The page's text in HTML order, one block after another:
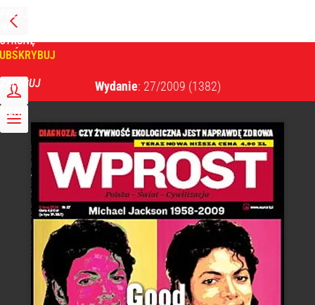
PRZEJDŹ
NA
STRONĘ
GŁÓWNĄ
ZALOGUJ
MENU
Wydanie: 27/2009 (1382)